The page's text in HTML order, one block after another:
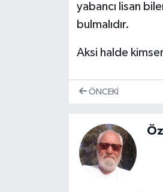
yabancı lisan
bulmalıdır.
Aksi halde
ÖNCEKI